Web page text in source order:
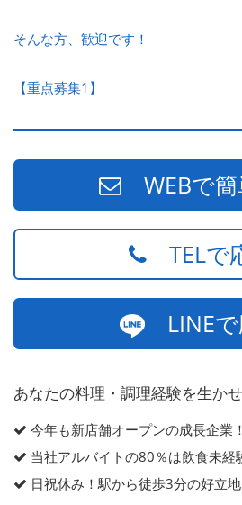
そんな方、歓迎です！
【重点募集1】
WEBで簡
TELで
LINEで
あなたの料理・調理経験を生かせ
今年も新店舗オープンの成長企業！
当社アルバイトの80％は飲食未経
日祝休み！駅から徒歩3分の好立